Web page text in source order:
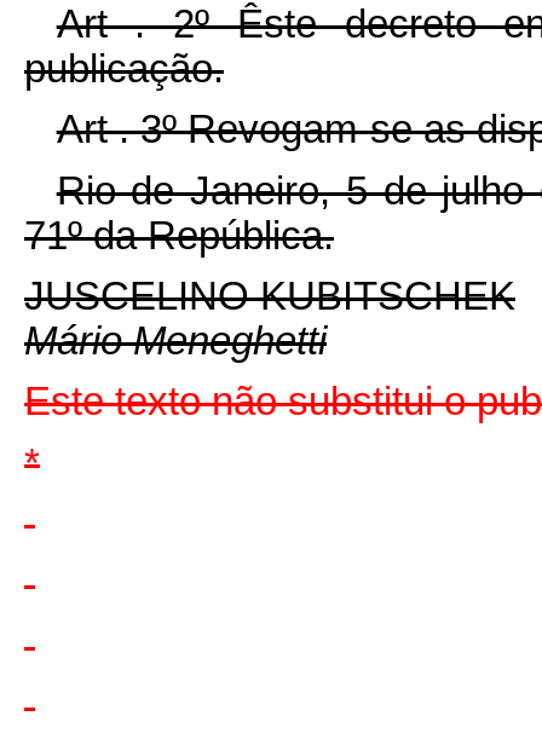
Art . 2º Êste decreto
publicação.
Art . 3º Revogam-se as
Rio de Janeiro, 5 de julho
71º da República.
JUSCELINO KUBITSCHEK
Mário Meneghetti
Este texto não substitui o
*